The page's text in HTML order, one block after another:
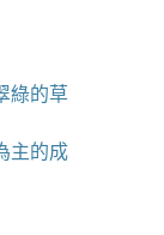
綠的草
主的成